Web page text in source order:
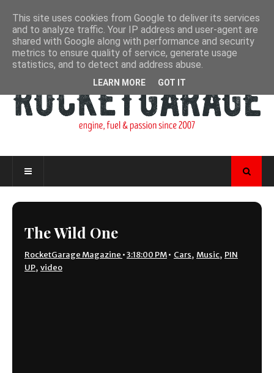
The Wild One
RocketGarage Magazine •3:18:00 PM• Cars, Music, PIN
UP, video
This site uses cookies from Google to deliver its services
and to analyze traffic. Your IP address and user-agent are
shared with Google along with performance and security
metrics to ensure quality of service, generate usage
statistics, and to detect and address abuse.
LEARN MORE GOT IT